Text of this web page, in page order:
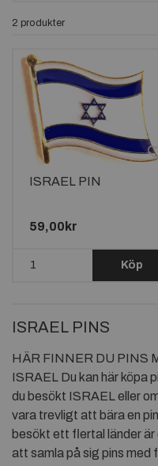
2 produkter
ISRAEL PIN
59,00kr
Köp
ISRAEL PINS
HÄR FINNER DU PINS
ISRAEL Du kan här köpa
du besökt ISRAEL eller
vara trevligt att bära en
besökt ett flertal länder
att samla på sig pins med